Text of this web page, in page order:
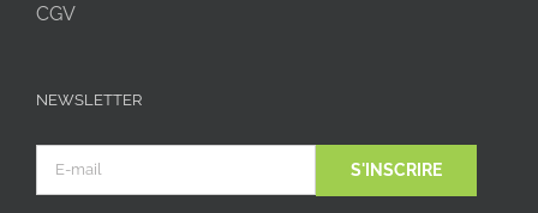
CGV
NEWSLETTER